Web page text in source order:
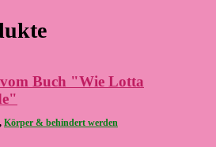
, Körper & behindert werden